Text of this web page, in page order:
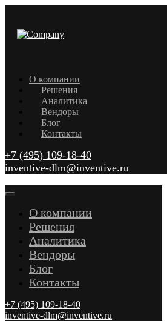
О компании
Решения
Аналитика
Вендоры
Блог
Контакты
+7 (495) 109-18-40
inventive-dlm@inventive.ru
О компании
Решения
Аналитика
Вендоры
Блог
Контакты
+7 (495) 109-18-40
inventive-dlm@inventive.ru